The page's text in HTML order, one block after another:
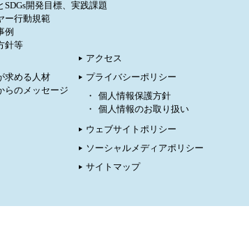
SDGs開発目標、実践課題
ー行動規範
例
針等
求める人材
らのメッセージ
アクセス
プライバシーポリシー
個人情報保護方針
個人情報のお取り扱い
ウェブサイトポリシー
ソーシャルメディアポリシー
サイトマップ